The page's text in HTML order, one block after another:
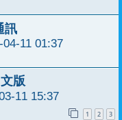
訊
04-11 01:37
版
11 15:37
1 2 3